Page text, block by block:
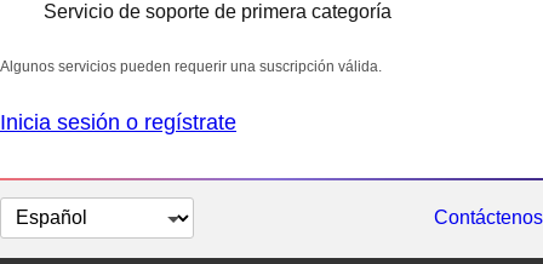
Servicio de soporte de primera categoría
Algunos servicios pueden requerir una suscripción válida.
Inicia sesión o regístrate
Cambiar
el
Contáctenos